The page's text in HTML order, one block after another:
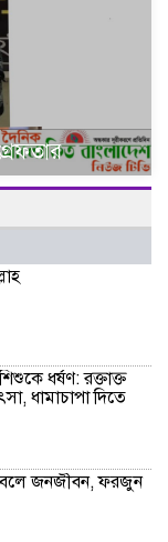
ধর্ষণ: রক্তাক্ত
ধামাচাপা দিতে
জনজীবন, ফরজুন